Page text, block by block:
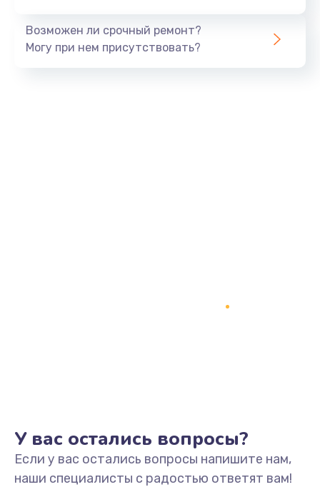
Тюнинг динамиков
Модернизация
2100 руб.
Возможен ли срочный ремонт?
Могу при нем присутствовать?
У вас остались вопросы?
Если у вас остались вопросы напишите нам,
наши специалисты с радостью ответят вам!